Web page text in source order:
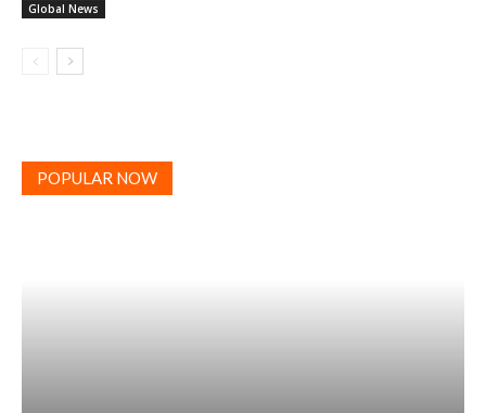
Global News
POPULAR NOW